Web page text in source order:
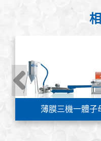
薄膜三機一體子